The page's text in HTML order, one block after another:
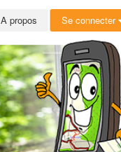
A propos Se connecter